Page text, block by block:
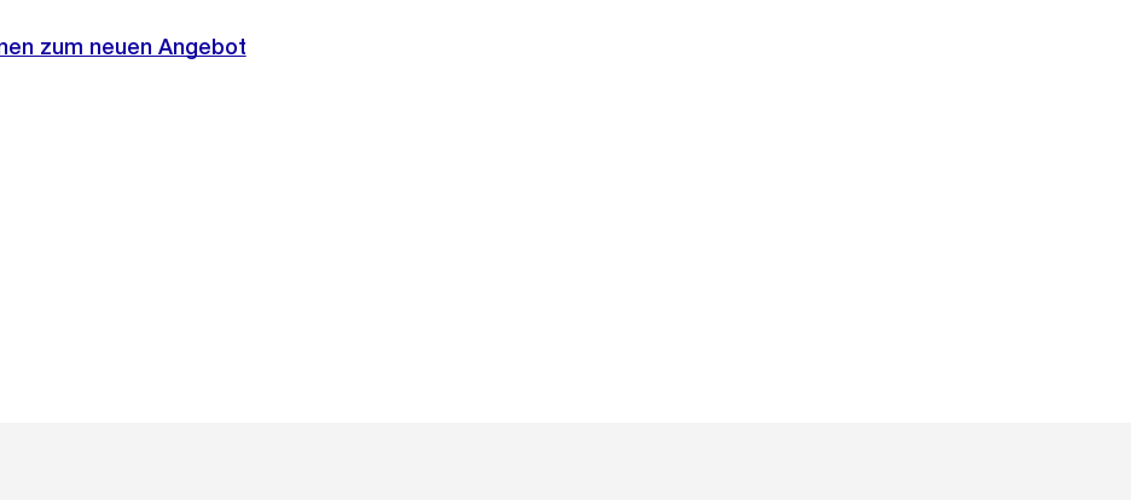
zum neuen Angebot